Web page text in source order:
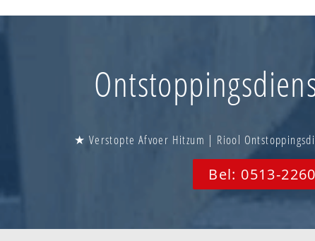
★ Verstopte Afvoer Hitzum | Riool
Bel: 0513-